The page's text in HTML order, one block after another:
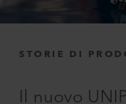
STORIE DI
Il nuovo